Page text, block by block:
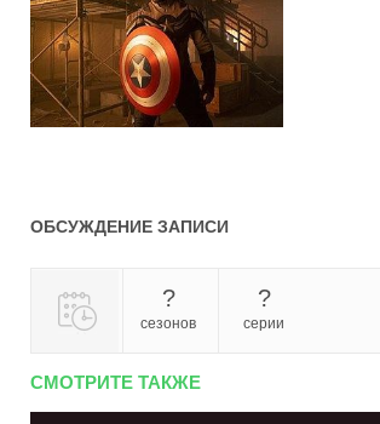
ОБСУЖДЕНИЕ ЗАПИСИ
?
сезонов
?
серии
СМОТРИТЕ ТАКЖЕ